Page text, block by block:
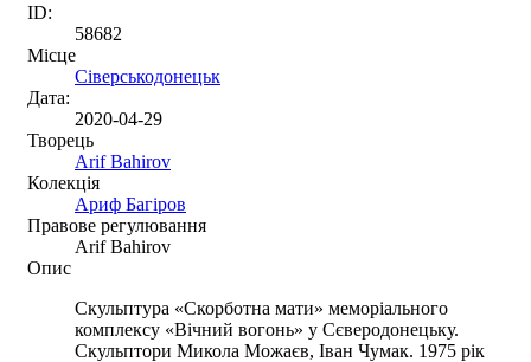
ID:
58682
Місце
Сіверськодонецьк
Дата:
2020-04-29
Творець
Arif Bahirov
Колекція
Ариф Багіров
Правове регулювання
Arif Bahirov
Опис
Скульптура «Скорботна мати» меморіального
комплексу «Вічний вогонь» у Сєверодонецьку.
Скульптори Микола Можаєв, Іван Чумак. 1975 рік